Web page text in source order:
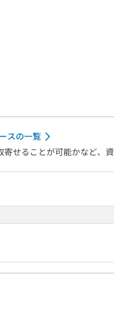
スの一覧
せることが可能かなど、資